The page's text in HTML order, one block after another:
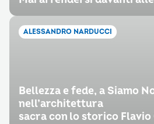
ALESSANDRO NARDUCCI
Bellezza e fede, a Siamo
nell’architettura
sacra con lo storico